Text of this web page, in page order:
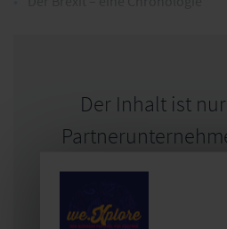
Der Inhalt ist
Werden Sie Forenpartner